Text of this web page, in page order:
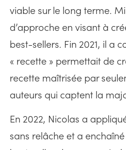
viable sur le long terme.
d’approche en visant à
best-sellers. Fin 2021, il a
« recette » permettait de
recette maîtrisée par
auteurs qui captent la
En 2022, Nicolas a
sans relâche et a